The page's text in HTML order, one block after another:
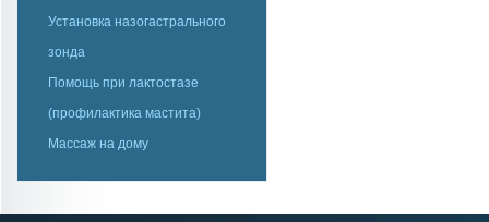
Установка назогастрального
зонда
Помощь при лактостазе
(профилактика мастита)
Массаж на дому